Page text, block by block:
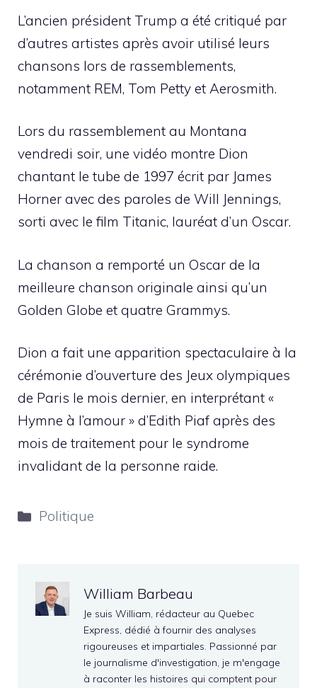
L’ancien président Trump a été critiqué par
d’autres artistes après avoir utilisé leurs
chansons lors de rassemblements,
notamment REM, Tom Petty et Aerosmith.
Lors du rassemblement au Montana
vendredi soir, une vidéo montre Dion
chantant le tube de 1997 écrit par James
Horner avec des paroles de Will Jennings,
sorti avec le film Titanic, lauréat d’un Oscar.
La chanson a remporté un Oscar de la
meilleure chanson originale ainsi qu’un
Golden Globe et quatre Grammys.
Dion a fait une apparition spectaculaire à la
cérémonie d’ouverture des Jeux olympiques
de Paris le mois dernier, en interprétant «
Hymne à l’amour » d’Edith Piaf après des
mois de traitement pour le syndrome
invalidant de la personne raide.
Catégories
Politique
William Barbeau
Je suis William, rédacteur au Quebec
Express, dédié à fournir des analyses
rigoureuses et impartiales. Passionné par
le journalisme d'investigation, je m'engage
à raconter les histoires qui comptent pour